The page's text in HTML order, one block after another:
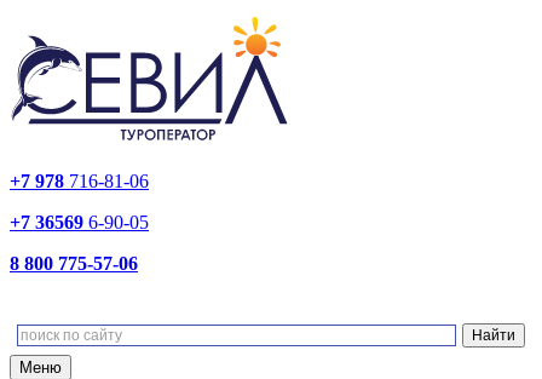
+7 978 716-81-06
+7 36569 6-90-05
8 800 775-57-06
Меню